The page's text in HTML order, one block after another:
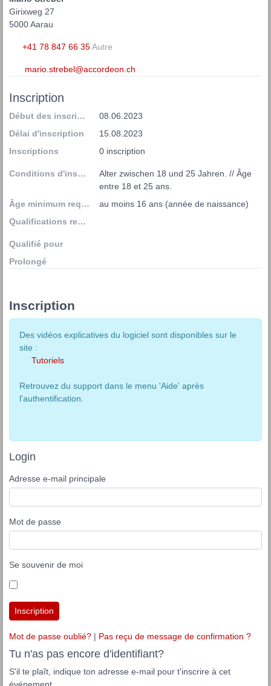
Girixweg 27
5000 Aarau
+41 78 847 66 35 Autre
mario.strebel@accordeon.ch
Inscription
Début des inscriptions
08.06.2023
Délai d'inscription
15.08.2023
Inscriptions
0 inscription
Conditions d'inscription
Alter zwischen 18 und 25 Jahren. // Âge
entre 18 et 25 ans.
Âge minimum requis
au moins 16 ans (année de naissance)
Qualifications requises
Qualifié pour
Prolongé
Inscription
Des vidéos explicatives du logiciel sont disponibles sur le
site :
Tutoriels
Retrouvez du support dans le menu 'Aide' après
l'authentification.
Login
Adresse e-mail principale
Mot de passe
Se souvenir de moi
Inscription
Mot de passe oublié? | Pas reçu de message de confirmation ?
Tu n'as pas encore d'identifiant?
S'il te plaît, indique ton adresse e-mail pour t'inscrire à cet